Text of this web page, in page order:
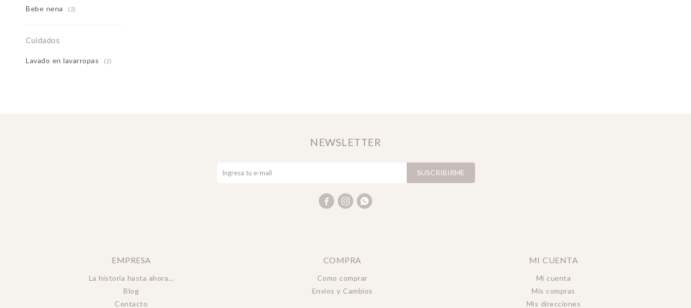
Bebe nena (2)
Cuidados
Lavado en lavarropas (2)
EMPRESA
La historia hasta ahora...
Blog
Contacto
COMPRA
Como comprar
Envíos y Cambios
MI CUENTA
Mi cuenta
Mis compras
Mis direcciones
NEWSLETTER
SUSCRIBIRME
  